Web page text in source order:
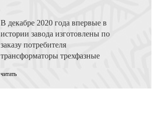
В декабре 2020 года впервые в
истории завода изготовлены по
заказу потребителя
трансформаторы трехфазные
читать